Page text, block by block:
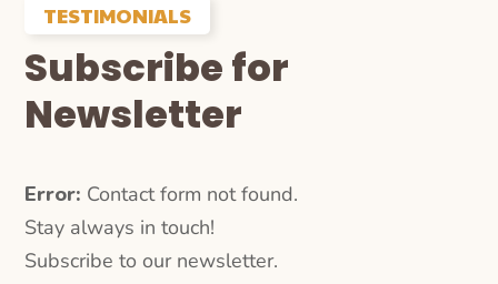
TESTIMONIALS
Subscribe for
Newsletter
Error: Contact form not found.
Stay always in touch!
Subscribe to our newsletter.